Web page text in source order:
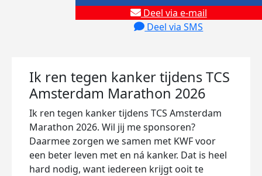
Deel via e-mail
Deel via SMS
Ik ren tegen kanker tijdens TCS
Amsterdam Marathon 2026
Ik ren tegen kanker tijdens TCS Amsterdam
Marathon 2026. Wil jij me sponsoren?
Daarmee zorgen we samen met KWF voor
een beter leven met en ná kanker. Dat is heel
hard nodig, want iedereen krijgt ooit te